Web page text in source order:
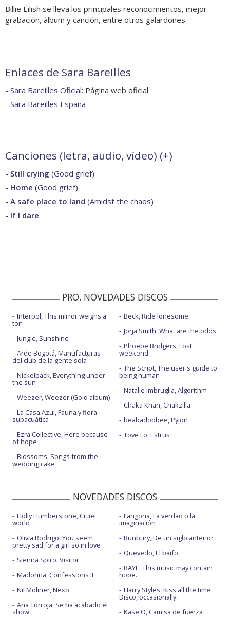
Billie Eilish se lleva los principales reconocimientos, mejor
grabación, álbum y canción, entre otros galardones
Enlaces de Sara Bareilles
- Sara Bareilles Oficial: Página web oficial
- Sara Bareilles España
Canciones (letra, audio, vídeo) (+)
- Still crying (Good grief)
- Home (Good grief)
- A safe place to land (Amidst the chaos)
- If I dare
PRO. NOVEDADES DISCOS
Interpol, This mirror weighs a
ton
Jungle, Sunshine
Arde Bogotá, Manufacturas
del club de la gente sola
Nickelback, Everything under
the sun
Weezer, Weezer (Gold album)
La Casa Azul, Fauna y flora
subacuática
Ezra Collective, Here because
of hope
Blossoms, Songs from the
wedding cake
Beck, Ride lonesome
Jorja Smith, What are the odds
Phoebe Bridgers, Lost
weekend
The Script, The user's guide to
being human
Natalie Imbruglia, Algorithm
Chaka Khan, Chakzilla
beabadoobee, Pylon
Tove Lo, Estrus
NOVEDADES DISCOS
Holly Humberstone, Cruel
world
Olivia Rodrigo, You seem
pretty sad for a girl so in love
Sienna Spiro, Visitor
Madonna, Confessions II
Nil Moliner, Nexo
Ana Torroja, Se ha acabado el
show
Fangoria, La verdad o la
imaginación
Bunbury, De un siglo anterior
Quevedo, El baifo
RAYE, This music may contain
hope.
Harry Styles, Kiss all the time.
Disco, occasionally.
Kase.O, Camisa de fuerza